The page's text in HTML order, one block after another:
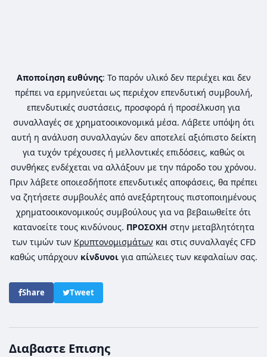
Αποποίηση ευθύνης: Το παρόν υλικό δεν περιέχει και δεν
πρέπει να ερμηνεύεται ως περιέχον επενδυτική συμβουλή,
επενδυτικές συστάσεις, προσφορά ή προσέλκυση για
συναλλαγές σε χρηματοοικονομικά μέσα. Λάβετε υπόψη ότι
αυτή η ανάλυση συναλλαγών δεν αποτελεί αξιόπιστο δείκτη
για τυχόν τρέχουσες ή μελλοντικές επιδόσεις, καθώς οι
συνθήκες ενδέχεται να αλλάξουν με την πάροδο του χρόνου.
Πριν λάβετε οποιεσδήποτε επενδυτικές αποφάσεις, θα πρέπει
να ζητήσετε συμβουλές από ανεξάρτητους πιστοποιημένους
χρηματοοικονομικούς συμβούλους για να βεβαιωθείτε ότι
κατανοείτε τους κινδύνους. ΠΡΟΣΟΧΗ στην μεταβλητότητα
των τιμών των Κρυπτονομισμάτων και στις συναλλαγές CFD
καθώς υπάρχουν κίνδυνοιγια απώλειες των κεφαλαίων σας.
Share Tweet
Διαβαστε Επισης